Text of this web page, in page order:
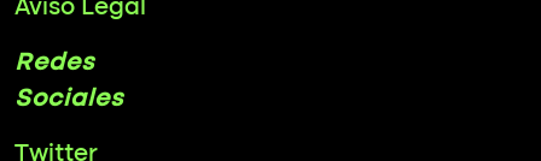
Aviso Legal
Redes
Sociales
Twitter